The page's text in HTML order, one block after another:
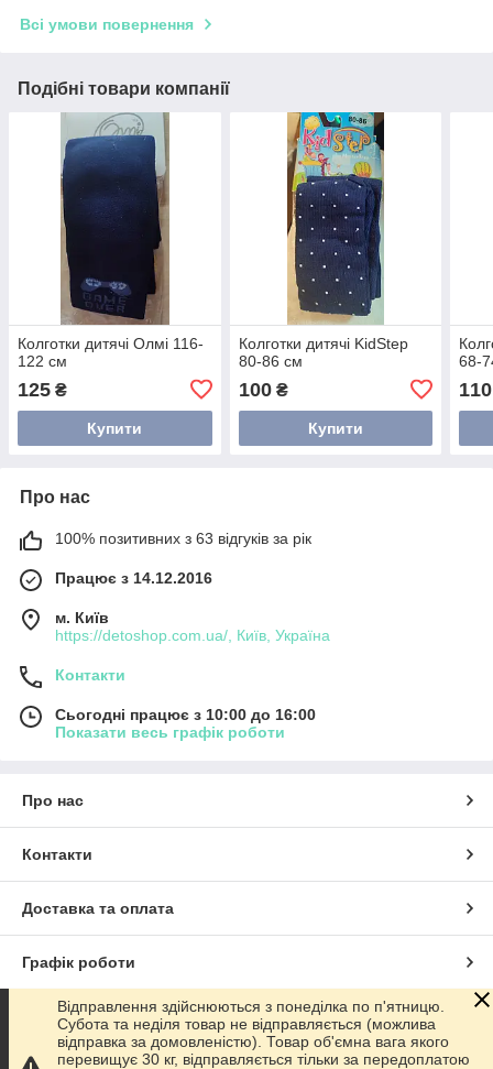
Всі умови повернення
Подібні товари компанії
Колготки дитячі Олмі 116-
122 см
125 ₴
Купити
Колготки дитячі KidStep
80-86 см
100₴
Купити
68-
110
Про нас
100% позитивних з 63 відгуків за рік
Працює з 14.12.2016
м. Київ
https://detoshop.com.ua/, Київ, Україна
Контакти
Сьогодні працює з 10:00 до 16:00
Показати весь графік роботи
Про нас
Контакти
Доставка та оплата
Графік роботи
Повна версія сайту
Відправлення здійснюються з понеділка по п'ятницю.
Субота та неділя товар не відправляється (можлива
відправка за домовленістю). Товар об'ємна вага якого
перевищує 30 кг, відправляється тільки за передоплатою